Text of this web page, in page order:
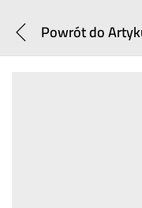
Powrót do